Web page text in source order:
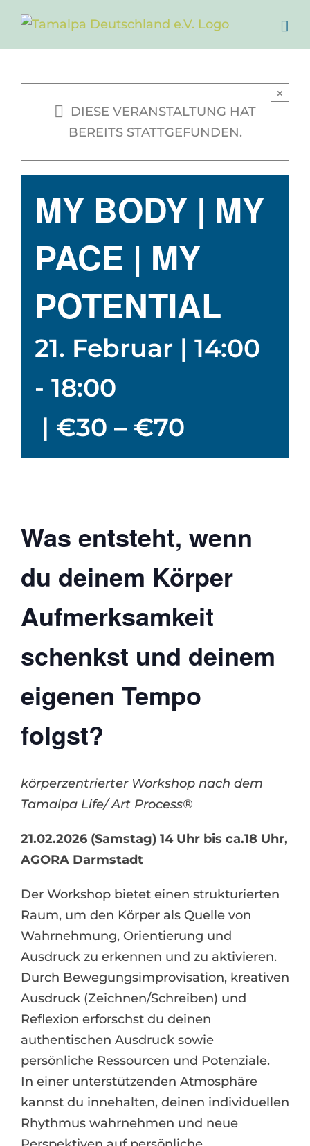
Inhalt
springen
DIESE VERANSTALTUNG HAT
BEREITS STATTGEFUNDEN.
×
MY BODY | MY
PACE | MY
POTENTIAL
21. Februar | 14:00
- 18:00
| €30 – €70
Was entsteht, wenn
du deinem Körper
Aufmerksamkeit
schenkst und deinem
eigenen Tempo
folgst?
körperzentrierter Workshop nach dem
Tamalpa Life/ Art Process®
21.02.2026 (Samstag) 14 Uhr bis ca.18 Uhr,
AGORA Darmstadt
Der Workshop bietet einen strukturierten
Raum, um den Körper als Quelle von
Wahrnehmung, Orientierung und
Ausdruck zu erkennen und zu aktivieren.
Durch Bewegungsimprovisation, kreativen
Ausdruck (Zeichnen/Schreiben) und
Reflexion erforschst du deinen
authentischen Ausdruck sowie
persönliche Ressourcen und Potenziale.
In einer unterstützenden Atmosphäre
kannst du innehalten, deinen individuellen
Rhythmus wahrnehmen und neue